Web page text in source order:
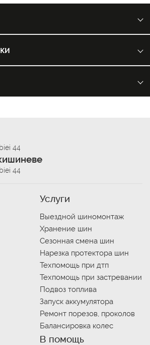
44
44
Услуги
Выездной шиномонтаж
Хранение шин
Сезонная смена шин
Нарезка протектора шин
Техпомощь при дтп
Техпомощь при застревании
Подвоз топлива
Запуск аккумулятора
Ремонт порезов, проколов
Балансировка колес
В помощь